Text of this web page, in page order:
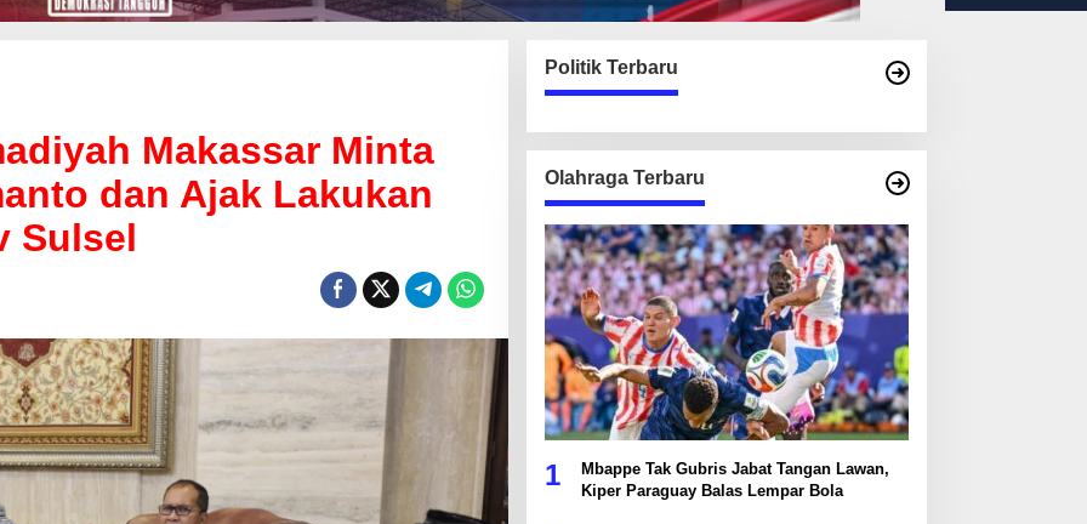
Makassar Minta
dan Ajak Lakukan
Sulsel
Politik Terbaru
Olahraga Terbaru
1
Mbappe Tak Gubris Jabat Tangan Lawan,
Kiper Paraguay Balas Lempar Bola